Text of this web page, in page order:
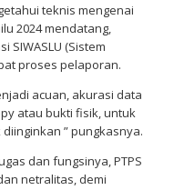
teknis mengenai
2024 mendatang,
SIWASLU (Sistem
proses pelaporan.
acuan, akurasi data
atau bukti fisik, untuk
” pungkasnya.
dan fungsinya, PTPS
netralitas, demi